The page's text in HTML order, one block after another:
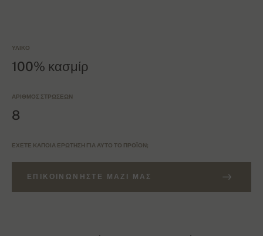
ΥΛΙΚΌ
100% κασμίρ
ΑΡΙΘΜΌΣ ΣΤΡΏΣΕΩΝ
8
ΈΧΕΤΕ ΚΆΠΟΙΑ ΕΡΏΤΗΣΗ ΓΙΑ ΑΥΤΌ ΤΟ ΠΡΟΪΌΝ;
ΕΠΙΚΟΙΝΩΝΉΣΤΕ ΜΑΖΊ ΜΑΣ